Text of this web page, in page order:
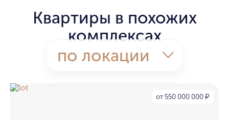
Квартиры в похожих
комплексах
по локации
от 550 000 000 ₽